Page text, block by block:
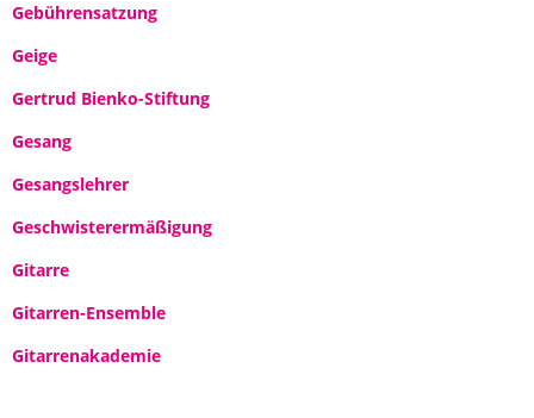
Gebührensatzung
Geige
Gertrud Bienko-Stiftung
Gesang
Gesangslehrer
Geschwisterermäßigung
Gitarre
Gitarren-Ensemble
Gitarrenakademie